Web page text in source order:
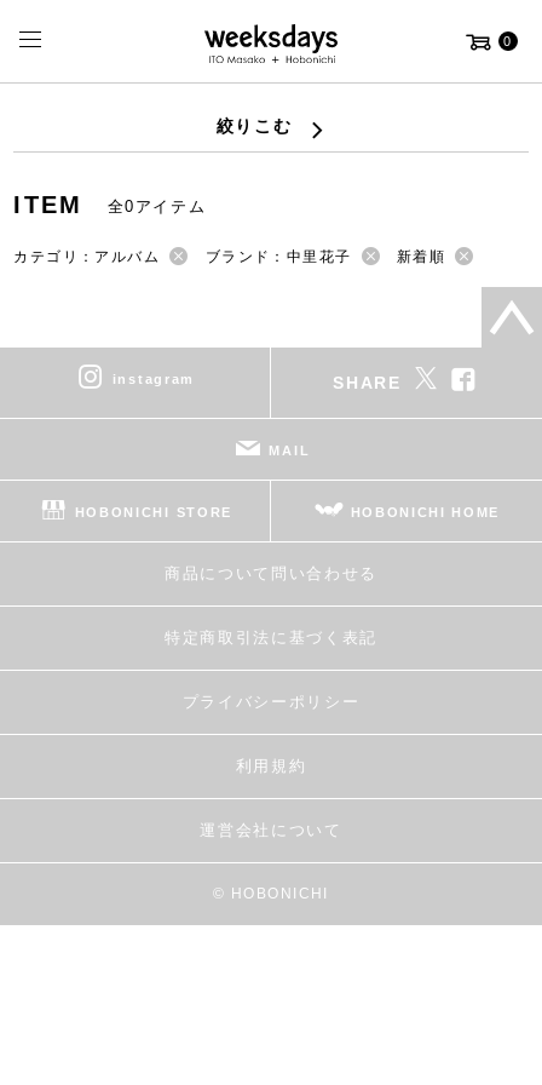
0
絞りこむ
ITEM 全0アイテム
カテゴリ：アルバム ブランド：中里花子 新着順
instagram SHARE
MAIL
HOBONICHI STORE HOBONICHI HOME
商品について問い合わせる
特定商取引法に基づく表記
プライバシーポリシー
利用規約
運営会社について
© HOBONICHI